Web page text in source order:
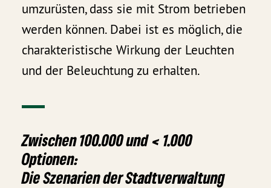
umzurüsten, dass sie mit Strom betrieben
werden können. Dabei ist es möglich, die
charakteristische Wirkung der Leuchten
und der Beleuchtung zu erhalten.
Zwischen 100.000 und < 1.000
Optionen:
Die Szenarien der Stadtverwaltung